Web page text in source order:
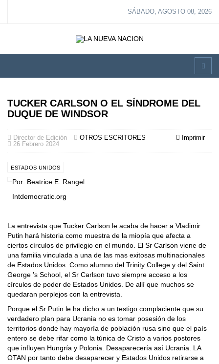
SÁBADO, AGOSTO 08, 2026
TUCKER CARLSON O EL SÍNDROME DEL
DUQUE DE WINDSOR
Imprimir
Director de Edición
OTROS ESCRITORES
26 Febrero 2024
ESTADOS UNIDOS
Por: Beatrice E. Rangel
Intdemocratic.org
La entrevista que Tucker Carlson le acaba de hacer a Vladimir
Putin hará historia como muestra de la miopía que afecta a
ciertos círculos de privilegio en el mundo. El Sr Carlson viene de
una familia vinculada a una de las mas exitosas multinacionales
de Estados Unidos. Como alumno del Trinity College y del Saint
George ’s School, el Sr Carlson tuvo siempre acceso a los
círculos de poder de Estados Unidos. De allí que muchos se
quedaran perplejos con la entrevista.
Porque el Sr Putin le ha dicho a un testigo complaciente que su
verdadero plan para Ucrania no es tomar posesión de los
territorios donde hay mayoría de población rusa sino que el país
entero se debe rifar como la túnica de Cristo a varios postores
que influyen Hungría y Polonia. Desaparecería así Ucrania. LA
OTAN por tanto debe desaparecer y Estados Unidos retirarse a